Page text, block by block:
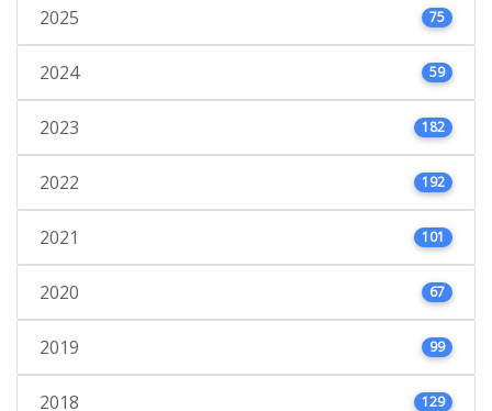
2025 75
2024 59
2023 182
2022 192
2021 101
2020 67
2019 99
2018 129